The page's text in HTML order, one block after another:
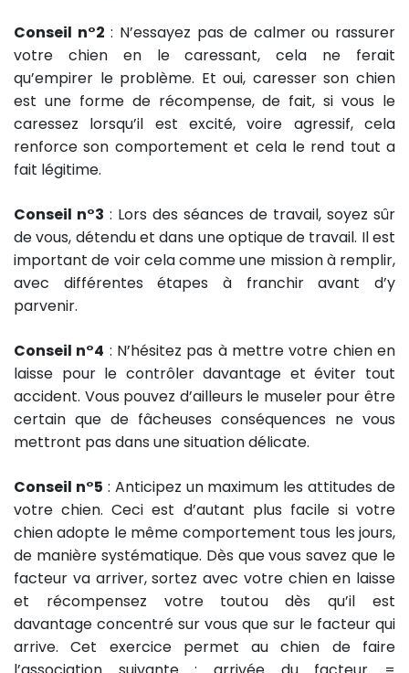
Conseil n°2 : N’essayez pas de calmer ou rassurer
votre chien en le caressant, cela ne ferait
qu’empirer le problème. Et oui, caresser son chien
est une forme de récompense, de fait, si vous le
caressez lorsqu’il est excité, voire agressif, cela
renforce son comportement et cela le rend tout a
fait légitime.
Conseil n°3 : Lors des séances de travail, soyez sûr
de vous, détendu et dans une optique de travail. Il est
important de voir cela comme une mission à remplir,
avec différentes étapes à franchir avant d’y
parvenir.
Conseil n°4 : N’hésitez pas à mettre votre chien en
laisse pour le contrôler davantage et éviter tout
accident. Vous pouvez d’ailleurs le museler pour être
certain que de fâcheuses conséquences ne vous
mettront pas dans une situation délicate.
Conseil n°5 : Anticipez un maximum les attitudes de
votre chien. Ceci est d’autant plus facile si votre
chien adopte le même comportement tous les jours,
de manière systématique. Dès que vous savez que le
facteur va arriver, sortez avec votre chien en laisse
et récompensez votre toutou dès qu’il est
davantage concentré sur vous que sur le facteur qui
arrive. Cet exercice permet au chien de faire